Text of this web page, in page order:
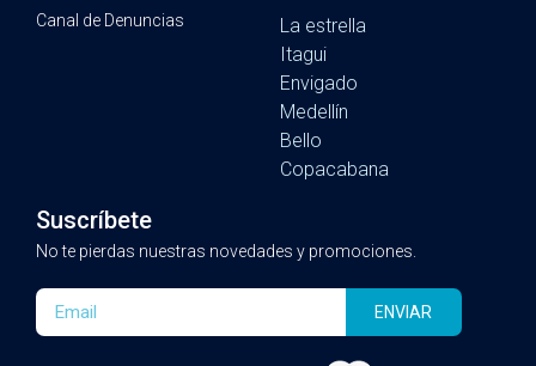
Canal de Denuncias
La estrella
Itagui
Envigado
Medellín
Bello
Copacabana
Suscríbete
No te pierdas nuestras novedades y promociones.
ENVIAR